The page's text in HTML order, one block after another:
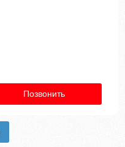
Позвонить